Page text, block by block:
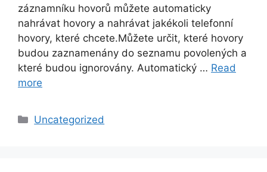
záznamníku hovorů můžete automaticky
nahrávat hovory a nahrávat jakékoli telefonní
hovory, které chcete.Můžete určit, které hovory
budou zaznamenány do seznamu povolených a
které budou ignorovány. Automatický … Read
more
Categories
Uncategorized